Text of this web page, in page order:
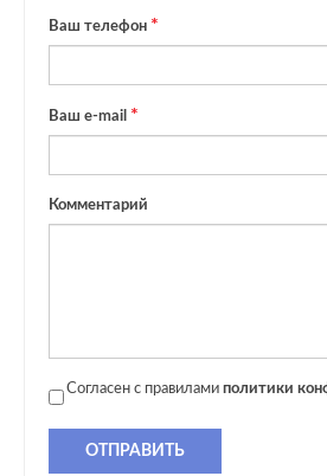
Ваш телефон
Ваш e-mail
Комментарий
Согласен с правилами политики
ОТПРАВИТЬ